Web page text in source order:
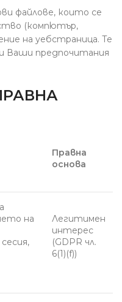
файлове, които се
(компютър,
на уебстраница. Те
Ваши предпочитания
Правна
основа
на
Легитимен
интерес
(GDPR чл.
6(1)(f))